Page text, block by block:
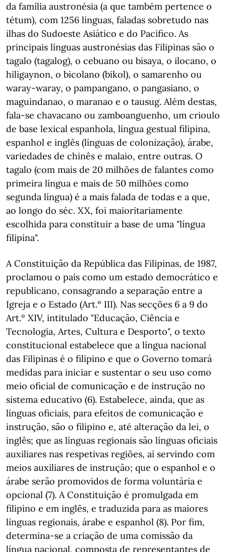
da família austronésia (a que também pertence o
tétum), com 1256 línguas, faladas sobretudo nas
ilhas do Sudoeste Asiático e do Pacífico. As
principais línguas austronésias das Filipinas são o
tagalo (tagalog), o cebuano ou bisaya, o ilocano, o
hiligaynon, o bicolano (bikol), o samarenho ou
waray-waray, o pampangano, o pangasiano, o
maguindanao, o maranao e o tausug. Além destas,
fala-se chavacano ou zamboanguenho, um crioulo
de base lexical espanhola, língua gestual filipina,
espanhol e inglês (línguas de colonização), árabe,
variedades de chinês e malaio, entre outras. O
tagalo (com mais de 20 milhões de falantes como
primeira língua e mais de 50 milhões como
segunda língua) é a mais falada de todas e a que,
ao longo do séc. XX, foi maioritariamente
escolhida para constituir a base de uma "língua
filipina".
A Constituição da República das Filipinas, de 1987,
proclamou o país como um estado democrático e
republicano, consagrando a separação entre a
Igreja e o Estado (Art.º III). Nas secções 6 a 9 do
Art.º XIV, intitulado "Educação, Ciência e
Tecnologia, Artes, Cultura e Desporto", o texto
constitucional estabelece que a língua nacional
das Filipinas é o filipino e que o Governo tomará
medidas para iniciar e sustentar o seu uso como
meio oficial de comunicação e de instrução no
sistema educativo (6). Estabelece, ainda, que as
línguas oficiais, para efeitos de comunicação e
instrução, são o filipino e, até alteração da lei, o
inglês; que as línguas regionais são línguas oficiais
auxiliares nas respetivas regiões, aí servindo com
meios auxiliares de instrução; que o espanhol e o
árabe serão promovidos de forma voluntária e
opcional (7). A Constituição é promulgada em
filipino e em inglês, e traduzida para as maiores
línguas regionais, árabe e espanhol (8). Por fim,
determina-se a criação de uma comissão da
língua nacional, composta de representantes de